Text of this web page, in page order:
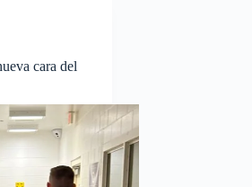
cara del